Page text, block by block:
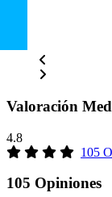
Valoración
4.8
105
105 Opiniones